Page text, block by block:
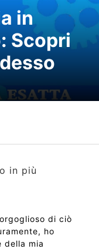
in
Scopri
in più
di ciò
ho
della mia